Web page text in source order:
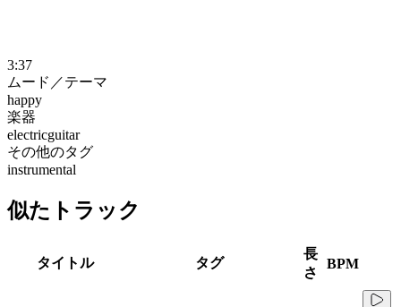
3:37
ムード／テーマ
happy
楽器
electricguitar
その他のタグ
instrumental
似たトラック
タイトル タグ
長
さ
BPM